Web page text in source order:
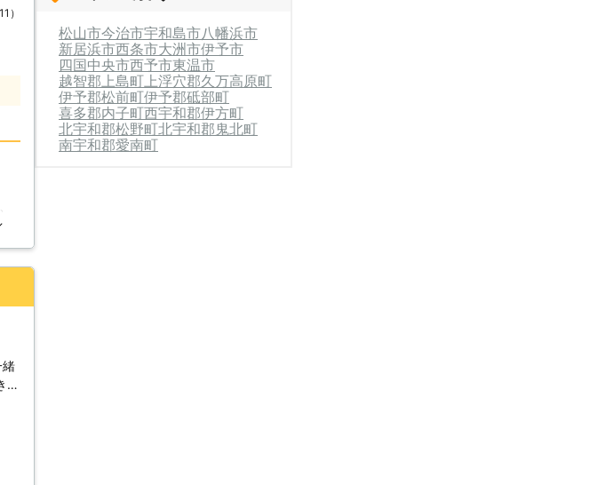
）
緒
る
松山市今治市宇和島市八幡浜市
新居浜市西条市大洲市伊予市
四国中央市西予市東温市
越智郡上島町上浮穴郡久万高原町
伊予郡松前町伊予郡砥部町
喜多郡内子町西宇和郡伊方町
北宇和郡松野町北宇和郡鬼北町
南宇和郡愛南町